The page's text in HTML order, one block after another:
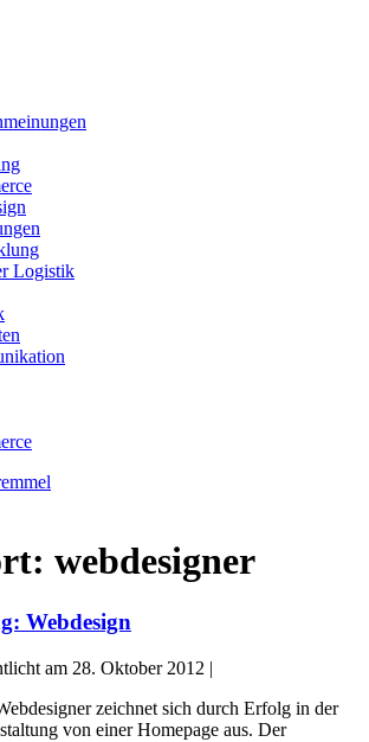
Logistik
webdesigner
Webdesign
am 28. Oktober 2012 |
zeichnet sich durch Erfolg in der
von einer Homepage aus. Der